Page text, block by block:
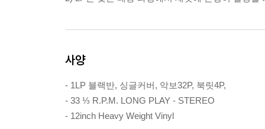
사양
- 1LP 블랙반, 싱글커버, 악보32P, 북릿4P,
- 33 ⅓ R.P.M. LONG PLAY - STEREO
- 12inch Heavy Weight Vinyl